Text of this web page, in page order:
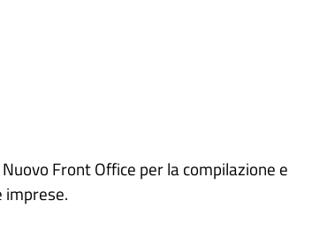
Front Office per la compilazione e
imprese.